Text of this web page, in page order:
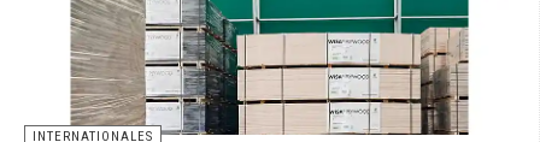
INTERNATIONALES